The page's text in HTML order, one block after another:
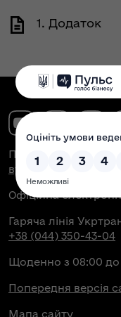
1. Додаток
Поштова адреса:
вул. Антоновича,
Офіційна
Гаряча лінія
+38 (044) 350-43-04
Щоденно з 08:00 до
Попередня версія
Мапа сайту